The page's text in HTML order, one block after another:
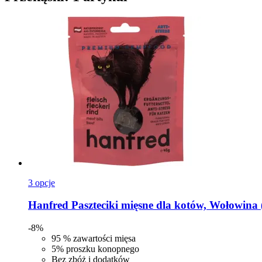
3 opcje
Hanfred Paszteciki mięsne dla kotów, Wołowina
-8%
95 % zawartości mięsa
5% proszku konopnego
Bez zbóż i dodatków